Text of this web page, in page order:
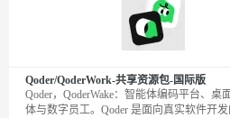
Qoder/QoderWork-共享资源包-国际版
Qoder，QoderWake：智能体编码平台、桌
体与数字员工。Qoder 是面向真实软件开